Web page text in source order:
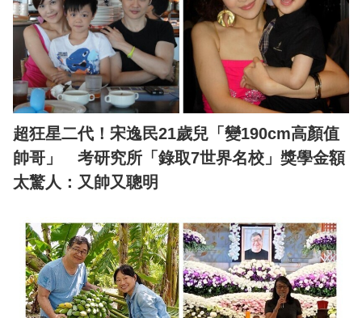
超狂星二代！宋逸民21歲兒「變190cm高顏值
帥哥」 考研究所「錄取7世界名校」獎學金額
太驚人：又帥又聰明